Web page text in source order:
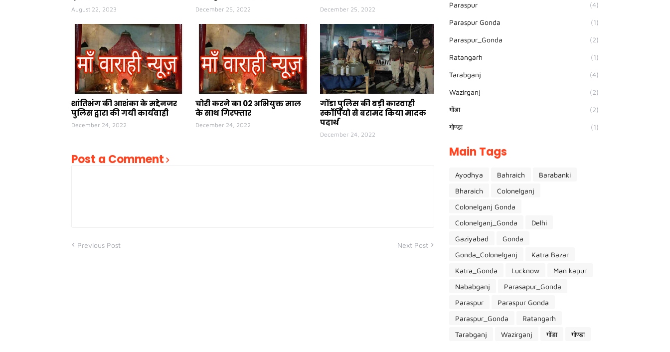
August 22, 2023 December 25, 2022 December 25, 2022
शांतिभंग की आशंका के मद्देनजर
पुलिस द्वारा की गयी कार्यवाही
December 24, 2022
चोरी करने का 02 अभियुक्त माल
के साथ गिरफ्तार
December 24, 2022
गोंडा पुलिस की बड़ी कारवाही
स्कॉर्पियो से बरामद किया मादक
पदार्थ
December 24, 2022
Post a Comment
Previous Post Next Post
Paraspur (4)
Paraspur Gonda (1)
Paraspur_Gonda (2)
Ratangarh (1)
Tarabganj (4)
Wazirganj (2)
गोंडा (2)
गोण्डा (1)
Main Tags
Ayodhya Bahraich
Barabanki
Bharaich
Colonelganj
Colonelganj Gonda
Colonelganj_Gonda
Delhi
Gaziyabad
Gonda
Gonda_Colonelganj
Katra Bazar
Katra_Gonda
Lucknow
Man kapur
Nababganj
Parasapur_Gonda
Paraspur
Paraspur Gonda
Paraspur_Gonda
Ratangarh
Tarabganj
Wazirganj गोंडा गोण्डा